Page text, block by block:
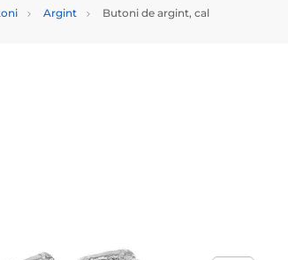
Argint Butoni de argint, cal